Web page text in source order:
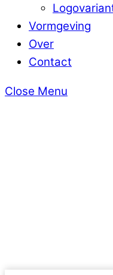
Vormgeving
Over
Contact
Close Menu